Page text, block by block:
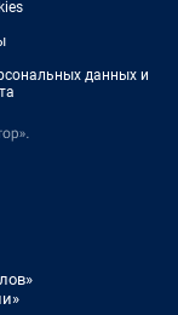
данных и